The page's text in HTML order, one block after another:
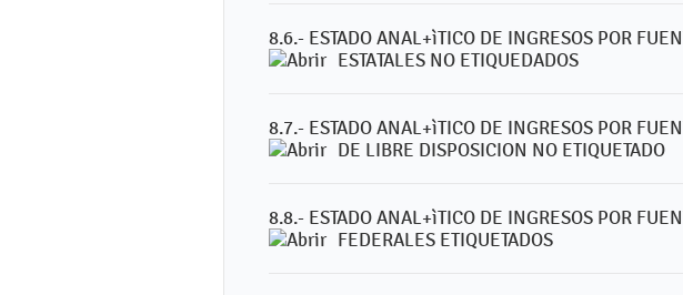
8.6.- ESTADO ANAL+ìTICO DE INGRESOS POR
ESTATALES NO ETIQUEDADOS
8.7.- ESTADO ANAL+ìTICO DE INGRESOS POR
DE LIBRE DISPOSICION NO ETIQUETADO
8.8.- ESTADO ANAL+ìTICO DE INGRESOS POR
FEDERALES ETIQUETADOS